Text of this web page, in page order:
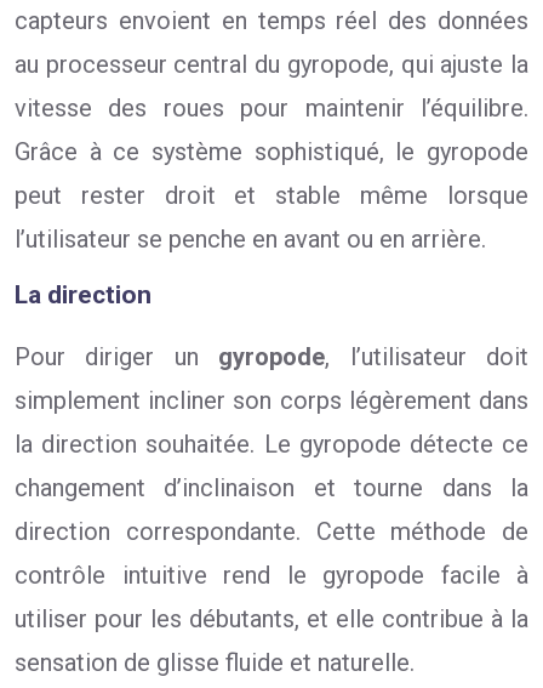
capteurs envoient en temps réel des données
au processeur central du gyropode, qui ajuste la
vitesse des roues pour maintenir l’équilibre.
Grâce à ce système sophistiqué, le gyropode
peut rester droit et stable même lorsque
l’utilisateur se penche en avant ou en arrière.
La direction
Pour diriger un gyropode, l’utilisateur doit
simplement incliner son corps légèrement dans
la direction souhaitée. Le gyropode détecte ce
changement d’inclinaison et tourne dans la
direction correspondante. Cette méthode de
contrôle intuitive rend le gyropode facile à
utiliser pour les débutants, et elle contribue à la
sensation de glisse fluide et naturelle.